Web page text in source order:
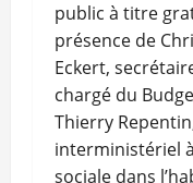
public à titre
présence de
Eckert,
chargé du
Thierry
interministériel
sociale dans